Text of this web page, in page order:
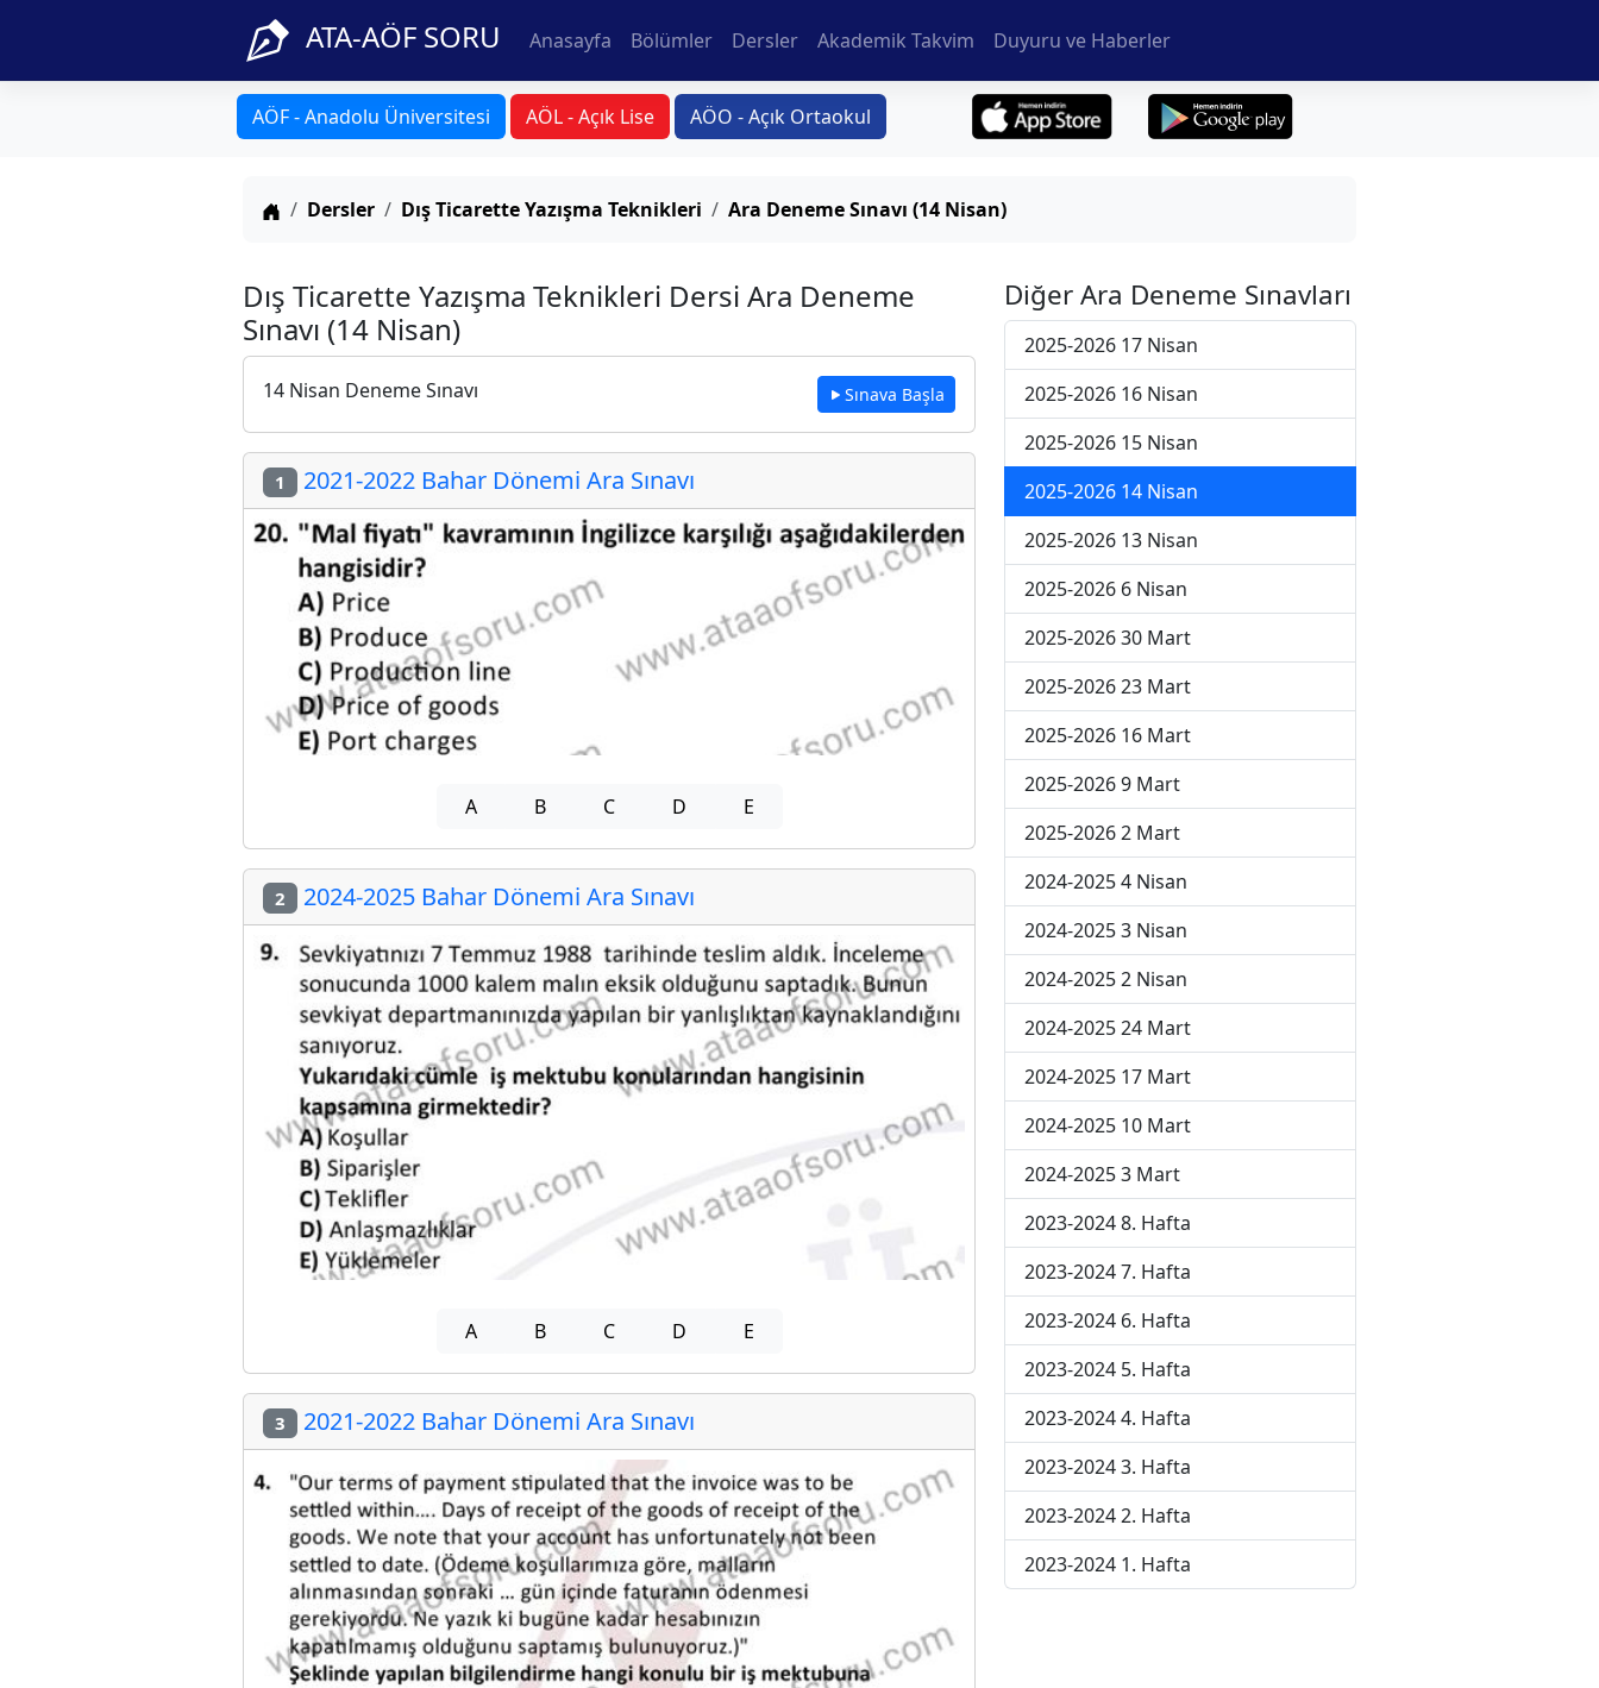
ATA-AÖF SORU Anasayfa Bölümler Dersler Akademik Takvim Duyuru ve Haberler
AÖF - Anadolu Üniversitesi AÖL - Açık Lise AÖO - Açık Ortaokul
Anasayfa
Dersler Dış Ticarette Yazışma Teknikleri Ara Deneme Sınavı (14 Nisan)
Dış Ticarette Yazışma Teknikleri Dersi Ara Deneme
Sınavı (14 Nisan)
14 Nisan Deneme Sınavı Sınava Başla
1 2021-2022 Bahar Dönemi Ara Sınavı
A B C D E
2 2024-2025 Bahar Dönemi Ara Sınavı
A B C D E
3 2021-2022 Bahar Dönemi Ara Sınavı
Diğer Ara Deneme Sınavları
2025-2026 17 Nisan
2025-2026 16 Nisan
2025-2026 15 Nisan
2025-2026 14 Nisan
2025-2026 13 Nisan
2025-2026 6 Nisan
2025-2026 30 Mart
2025-2026 23 Mart
2025-2026 16 Mart
2025-2026 9 Mart
2025-2026 2 Mart
2024-2025 4 Nisan
2024-2025 3 Nisan
2024-2025 2 Nisan
2024-2025 24 Mart
2024-2025 17 Mart
2024-2025 10 Mart
2024-2025 3 Mart
2023-2024 8. Hafta
2023-2024 7. Hafta
2023-2024 6. Hafta
2023-2024 5. Hafta
2023-2024 4. Hafta
2023-2024 3. Hafta
2023-2024 2. Hafta
2023-2024 1. Hafta